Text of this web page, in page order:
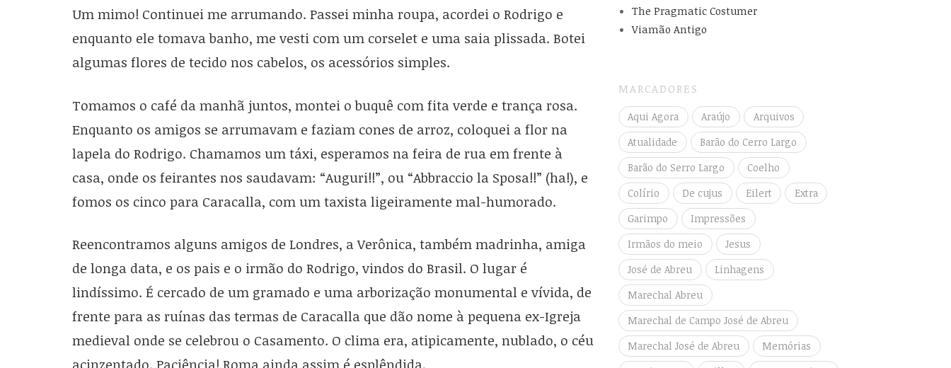
Um mimo! Continuei me arrumando. Passei minha roupa, acordei o Rodrigo e
enquanto ele tomava banho, me vesti com um corselet e uma saia plissada. Botei
algumas flores de tecido nos cabelos, os acessórios simples.
Tomamos o café da manhã juntos, montei o buquê com fita verde e trança rosa.
Enquanto os amigos se arrumavam e faziam cones de arroz, coloquei a flor na
lapela do Rodrigo. Chamamos um táxi, esperamos na feira de rua em frente à
casa, onde os feirantes nos saudavam: “Auguri!!”, ou “Abbraccio la Sposa!!” (ha!), e
fomos os cinco para Caracalla, com um taxista ligeiramente mal-humorado.
Reencontramos alguns amigos de Londres, a Verônica, também madrinha, amiga
de longa data, e os pais e o irmão do Rodrigo, vindos do Brasil. O lugar é
lindíssimo. É cercado de um gramado e uma arborização monumental e vívida, de
frente para as ruínas das termas de Caracalla que dão nome à pequena ex-Igreja
medieval onde se celebrou o Casamento. O clima era, atipicamente, nublado, o céu
The Pragmatic Costumer
Viamão Antigo
MARCADORES
Aqui Agora Araújo
Arquivos
Atualidade
Barão do Cerro Largo
Barão do Serro Largo
Coelho
Colírio
De cujus Eilert
Extra
Garimpo
Impressões
Irmãos do meio
Jesus
José de Abreu
Linhagens
Marechal Abreu
Marechal de Campo José de Abreu
Marechal José de Abreu
Memórias